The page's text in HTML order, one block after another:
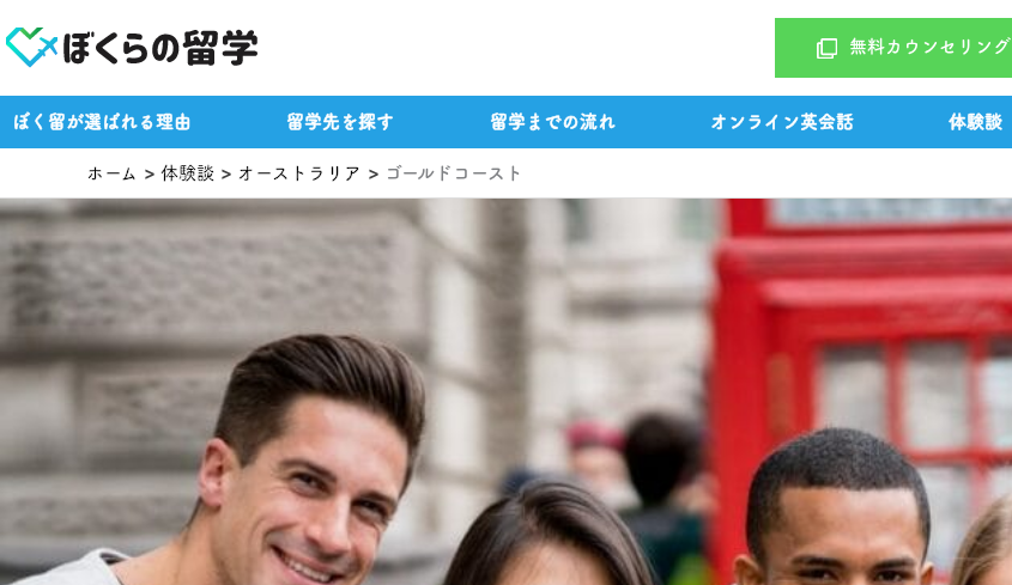
容
ス
キ
無料カウンセリング
ぼく留が選ばれる理由 留学先を探す 留学までの流れ オンライン英会話 体験談
ホーム 体験談 オーストラリア ゴールドコースト